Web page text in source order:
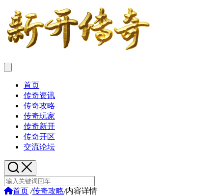
首页
传奇资讯
传奇攻略
传奇玩家
传奇新开
传奇开区
交流论坛
首页 /传奇攻略/内容详情